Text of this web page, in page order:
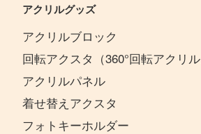
アクリルグッズ
アクリルブロック
回転アクスタ（360°回転アクリル
アクリルパネル
着せ替えアクスタ
フォトキーホルダー